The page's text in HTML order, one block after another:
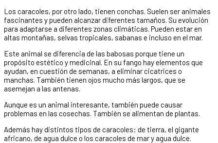
Los caracoles, por otro lado, tienen conchas. Suelen ser animales
fascinantes y pueden alcanzar diferentes tamaños. Su evolución
para adaptarse a diferentes zonas climáticas. Pueden estar en
altas montañas, selvas tropicales, sabanas e incluso en el mar.
Este animal se diferencia de las babosas porque tiene un
propósito estético y medicinal. En su fango hay elementos que
ayudan, en cuestión de semanas, a eliminar cicatrices o
manchas. También tienen ojos mucho más largos, que se
asemejan a las antenas.
Aunque es un animal interesante, también puede causar
problemas en las cosechas. También se alimentan de plantas.
Además hay distintos tipos de caracoles: de tierra, el gigante
africano, de agua dulce o los caracoles de mar y agua dulce.